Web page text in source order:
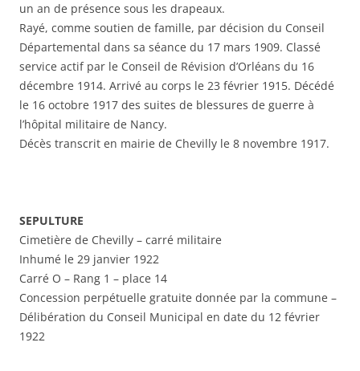
un an de présence sous les drapeaux.
Rayé, comme soutien de famille, par décision du Conseil
Départemental dans sa séance du 17 mars 1909. Classé
service actif par le Conseil de Révision d’Orléans du 16
décembre 1914. Arrivé au corps le 23 février 1915. Décédé
le 16 octobre 1917 des suites de blessures de guerre à
l’hôpital militaire de Nancy.
Décès transcrit en mairie de Chevilly le 8 novembre 1917.
SEPULTURE
Cimetière de Chevilly – carré militaire
Inhumé le 29 janvier 1922
Carré O – Rang 1 – place 14
Concession perpétuelle gratuite donnée par la commune –
Délibération du Conseil Municipal en date du 12 février
1922